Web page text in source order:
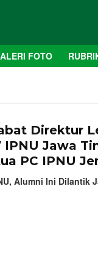
FOTO
Direktur
IPNU Jawa
PC IPNU
Alumni Ini Dilantik